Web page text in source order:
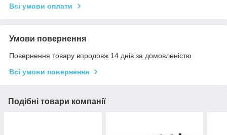
Всі умови оплати
Умови повернення
Повернення товару впродовж 14 днів за домовленістю
Всі умови повернення
Подібні товари компанії